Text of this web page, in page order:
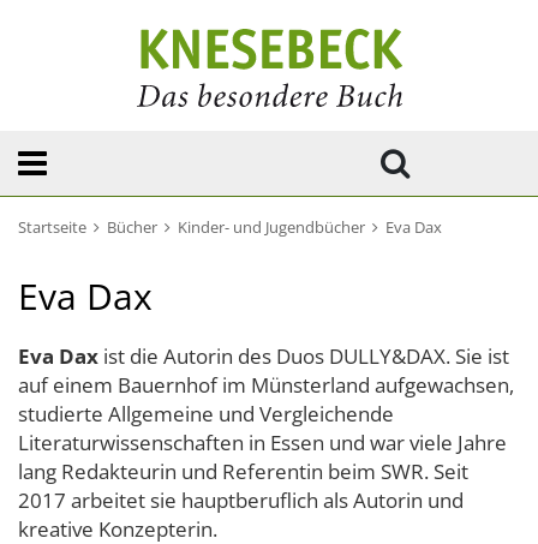
Startseite Bücher Kinder- und Jugendbücher Eva Dax
Eva Dax
Eva Dax ist die Autorin des Duos DULLY&DAX. Sie ist
auf einem Bauernhof im Münsterland aufgewachsen,
studierte Allgemeine und Vergleichende
Literaturwissenschaften in Essen und war viele Jahre
lang Redakteurin und Referentin beim SWR. Seit
2017 arbeitet sie hauptberuflich als Autorin und
kreative Konzepterin.